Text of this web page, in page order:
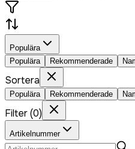
Populära
Populära
Rekommenderade
Sortera
Populära Rekommenderade
Filter(0)
Artikelnummer